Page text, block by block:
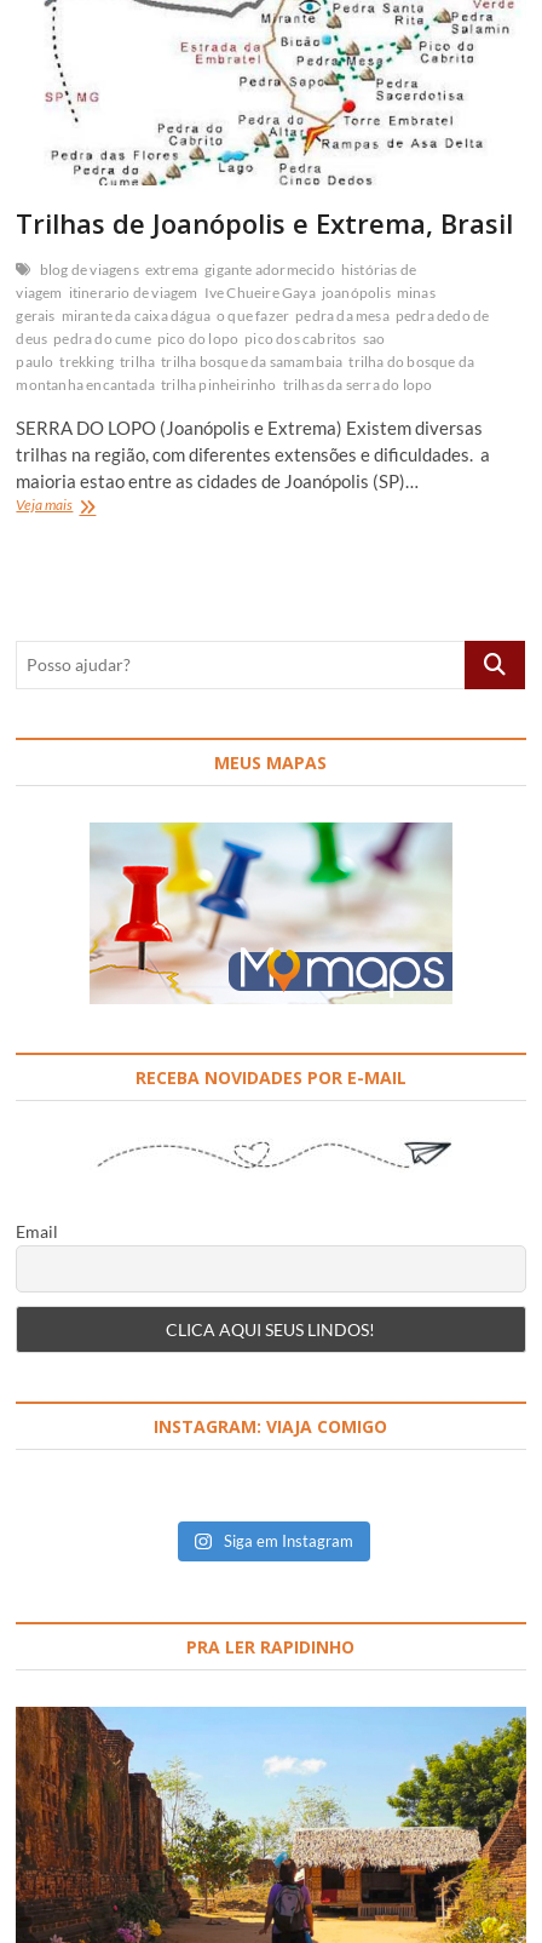
Trilhas de Joanópolis e Extrema, Brasil
blog de viagens extrema gigante adormecido histórias de
viagem itinerario de viagem Ive Chueire Gaya joanópolis minas
gerais mirante da caixa dágua o que fazer pedra da mesa pedra dedo de
deus pedra do cume pico do lopo pico dos cabritos sao
paulo trekking trilha trilha bosque da samambaia trilha do bosque da
montanha encantada trilha pinheirinho trilhas da serra do lopo
SERRA DO LOPO (Joanópolis e Extrema) Existem diversas
trilhas na região, com diferentes extensões e dificuldades. a
maioria estao entre as cidades de Joanópolis (SP)…
Veja maisTrilhas
Posso
ajudar?
MEUS MAPAS
RECEBA NOVIDADES POR E-MAIL
Email
INSTAGRAM: VIAJA COMIGO
Siga em Instagram
PRA LER RAPIDINHO